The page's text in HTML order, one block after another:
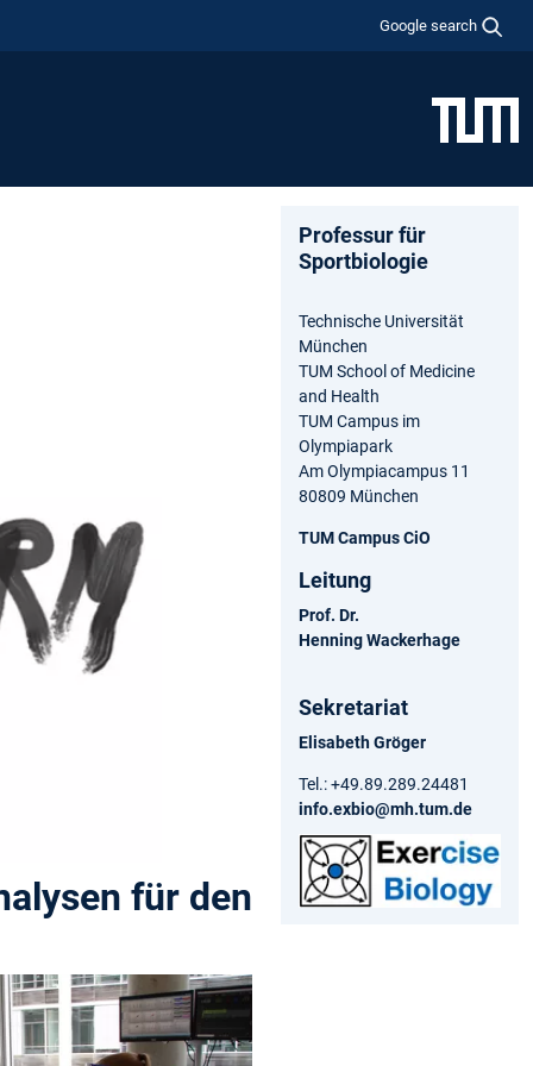
Google search
für den
Professur für
Sportbiologie
Technische Universität
München
TUM School of Medicine
and Health
TUM Campus im
Olympiapark
Am Olympiacampus 11
80809 München
TUM Campus CiO
Leitung
Prof. Dr.
Henning Wackerhage
Sekretariat
Elisabeth Gröger
Tel.: +49.89.289.24481
info.exbio@mh.tum.de